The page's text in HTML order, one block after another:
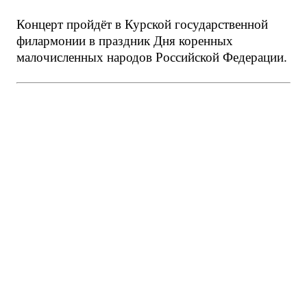
Концерт пройдёт в Курской государственной
филармонии в праздник Дня коренных
малочисленных народов Российской Федерации.